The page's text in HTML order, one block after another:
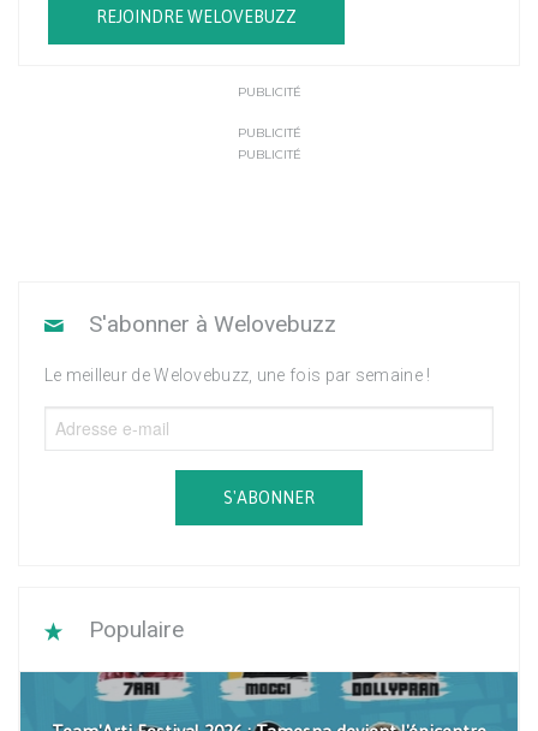
REJOINDRE WELOVEBUZZ
PUBLICITÉ
PUBLICITÉ
PUBLICITÉ
S'abonner à Welovebuzz
Le meilleur de Welovebuzz, une fois par semaine !
S'ABONNER
Populaire